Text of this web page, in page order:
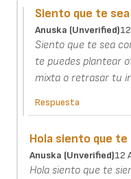
Siento que te
Anuska (unverified)
Siento que te sea
te puedes plantear
mixta o retrasar tu
Respuesta
Hola siento que
Anuska (unverified)12
Hola siento que te